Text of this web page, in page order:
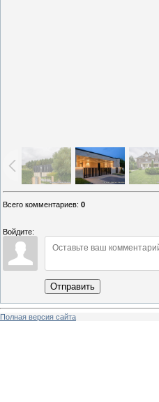
Всего комментариев: 0
Войдите:
Отправить
Полная версия сайта